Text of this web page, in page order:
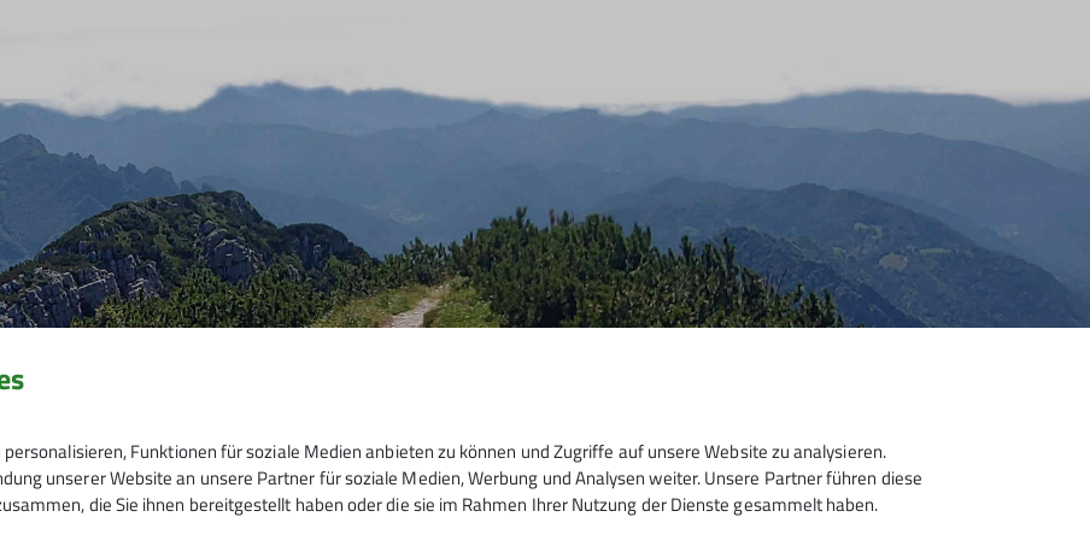
Funktionen für soziale Medien anbieten zu können und Zugriffe auf unsere Website zu analysieren.
unserer Website an unsere Partner für soziale Medien, Werbung und Analysen weiter. Unsere Partner führen diese
die Sie ihnen bereitgestellt haben oder die sie im Rahmen Ihrer Nutzung der Dienste gesammelt haben.